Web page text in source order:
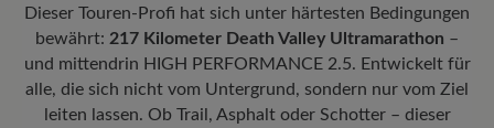
PU/Gummi-Kombination für exzellente Bodenhaftung und
gelenkschonendes Abrollen.
Herausnehmbares Fußbett:6 mm Stability-Fußbett mit
Gelenkstütze und Textilbezug bietet gezielte Unterstützung für den
Mittelfuß und sorgt für Stabilität bei jedem Schritt.
lauwarmem Wasser und einer dünnen Schicht
derCarbon Complete Pflege, und achten Sie
darauf, gleichmäßig vorzugehen, um Ränder zu
vermeiden.
Sobald die Schuhe bei Zimmertemperatur
Mit der beigefügten Sendungsnummer können Sie genau
nachverfolgen, wo sich Ihr neues BÄR Lieblingsstück gerade
befindet.
Dieser Touren-Profi hat sich unter härtesten Bedingungen
bewährt: 217 Kilometer Death Valley Ultramarathon –
und mittendrin HIGH PERFORMANCE 2.5. Entwickelt für
alle, die sich nicht vom Untergrund, sondern nur vom Ziel
leiten lassen. Ob Trail, Asphalt oder Schotter – dieser